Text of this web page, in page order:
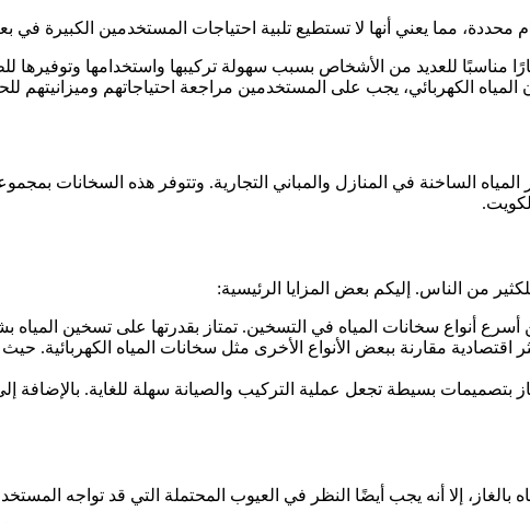
محددة، مما يعني أنها لا تستطيع تلبية احتياجات المستخدمين الكبيرة في
مناسبًا للعديد من الأشخاص بسبب سهولة تركيبها واستخدامها
الكهربائي، يجب على المستخدمين مراجعة احتياجاتهم وميزانيتهم
المياه الساخنة في المنازل والمباني التجارية. وتتوفر هذه
من الناس. إليكم بعض المزايا الرئيسية:
أسرع أنواع سخانات المياه في التسخين. تمتاز بقدرتها على تسخين
اقتصادية مقارنة ببعض الأنواع الأخرى مثل سخانات المياه الكهربائية.
بتصميمات بسيطة تجعل عملية التركيب والصيانة سهلة للغاية.
بالغاز، إلا أنه يجب أيضًا النظر في العيوب المحتملة التي قد تواجه